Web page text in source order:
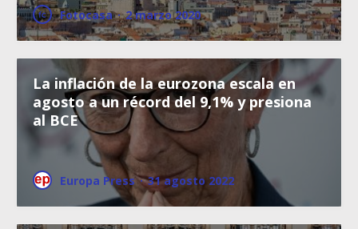
Fotocasa · 2 marzo 2020
La inflación de la eurozona escala en
agosto a un récord del 9,1% y presiona
al BCE
Europa Press · 31 agosto 2022